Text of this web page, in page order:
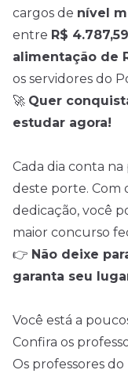
cargos de nível
entre R$ 4.787,59
alimentação de
os servidores do
🚀 Quer
estudar agora!
Cada dia conta
deste porte. Com
dedicação, você
maior concurso
👉 Não deixe
garanta seu
Você está a
Confira os
Os professores